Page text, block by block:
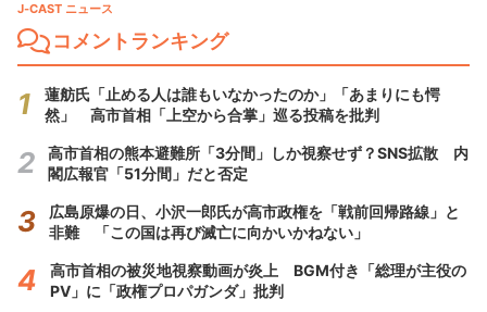
J-CAST ニュース
コメントランキング
蓮舫氏「止める人は誰もいなかったのか」「あまりにも愕
然」 高市首相「上空から合掌」巡る投稿を批判
高市首相の熊本避難所「3分間」しか視察せず？SNS拡散 内
閣広報官「51分間」だと否定
広島原爆の日、小沢一郎氏が高市政権を「戦前回帰路線」と
非難 「この国は再び滅亡に向かいかねない」
高市首相の被災地視察動画が炎上 BGM付き「総理が主役の
PV」に「政権プロパガンダ」批判